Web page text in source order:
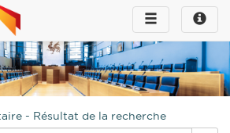
Toggle
infos
Toggle
navigation
- Résultat de la recherche